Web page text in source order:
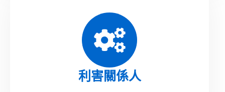
利害關係人